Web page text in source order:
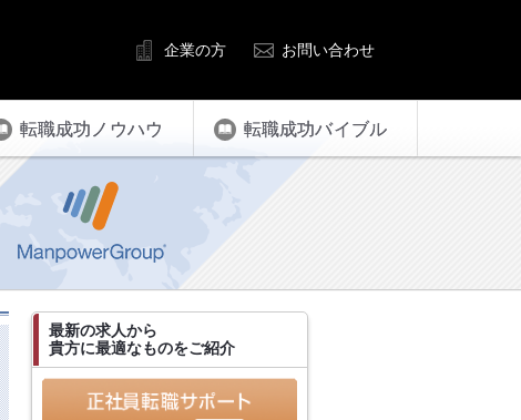
企業の方 お問い合わせ
転職成功ノウハウ 転職成功バイブル
最新の求人から
貴方に最適なものをご紹介